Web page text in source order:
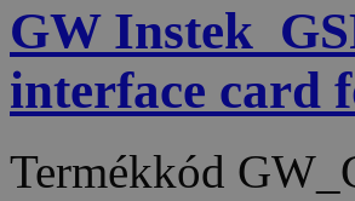
GW
interface card
Termékkód